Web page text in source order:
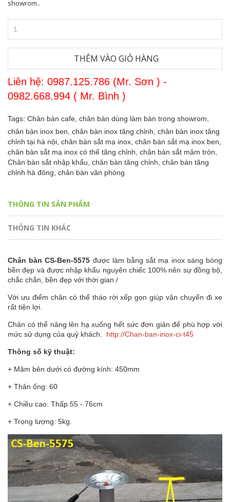
showrom..
THÊM VÀO GIỎ HÀNG
Liên hệ: 0987.125.786 (Mr. Sơn ) -
0982.668.994 ( Mr. Bình )
Tags: Chân bàn cafe, chân bàn dùng làm bàn trong showrom,
chân bàn inox ben, chân bàn inox tăng chỉnh, chân bàn inox tăng
chỉnh tại hà nội, chân bàn sắt mạ inox, chân bàn sắt mạ inox ben,
chân bàn sắt mạ inox có thể tăng chỉnh, chân bàn sắt mâm tròn,
Chân bàn sắt nhập khẩu, chân bàn tăng chỉnh, chân bàn tăng
chỉnh hà đông, chân bàn văn phòng
THÔNG TIN SẢN PHẨM
THÔNG TIN KHÁC
Chân bàn CS-Ben-5575 được làm bằng sắt mạ inox sáng bóng
bền đẹp và được nhập khẩu nguyên chiếc 100% nên sự đồng bộ,
chắc chắn, bền đẹp với thời gian./
Với ưu điểm chân có thể tháo rời xếp gọn giúp vận chuyển đi xe
rất tiện lợi.
Chân có thể nâng lên hạ xuống hết sức đơn giản để phù hợp với
mức sử dụng của quý khách.
http://Chan-ban-inox-ci-t45
Thông số kỹ thuật:
+ Mâm bên dưới có đường kính: 450mm
+ Thân ống: 60
+ Chiều cao: Thấp 55 - 76cm
+ Trọng lượng: 5kg.